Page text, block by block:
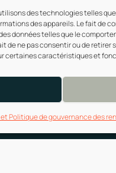
des technologies telles
des appareils. Le fait de
données telles que le
de ne pas consentir ou de retirer
certaines caractéristiques et
Politique de gouvernance des